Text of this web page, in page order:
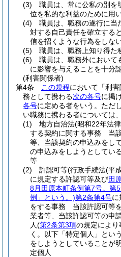
(3)
職員は、常に公私の別を
位を私的な利益のために用
(4)
職員は、職務の遂行に当
対する自己責任を確立する
信を招くような行為をしない
(5)
職員は、職務上知り得た
(6)
職員は、職務外において
に影響を与えることを十分
(利害関係者)
第4条
この規程において「利
務として携わる次の各号に掲
各号に定める者をいう。 ただ
い職務に携わる者については
(1)
地方自治法(昭和22年法
する契約に関する事務 当
等、当該契約の申込みをし
の申込みをしようとしてい
等
(2)
許認可等(行政手続法(平
に規定する許認可等及び田
8月田原本町条例第7号。第
例」という。)第2条第4号に
をする事務 当該許認可等
業者等、当該許認可等の申
人(第2条第3項の規定により
く。以下「特定個人」とい
をしようとしていることが
定個人